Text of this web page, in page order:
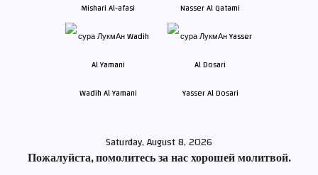
Mishari Al-afasi Nasser Al Qatami
Wadih Al Yamani Yasser Al Dosari
Saturday, August 8, 2026
Пожалуйста, помолитесь за нас хорошей молитвой.